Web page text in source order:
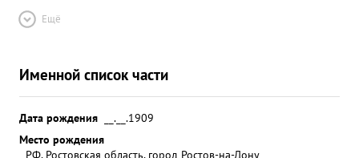
Ещё
Именной список части
Дата рождения
__.__.1909
Место рождения
РФ, Ростовская область, город Ростов-на-Дону